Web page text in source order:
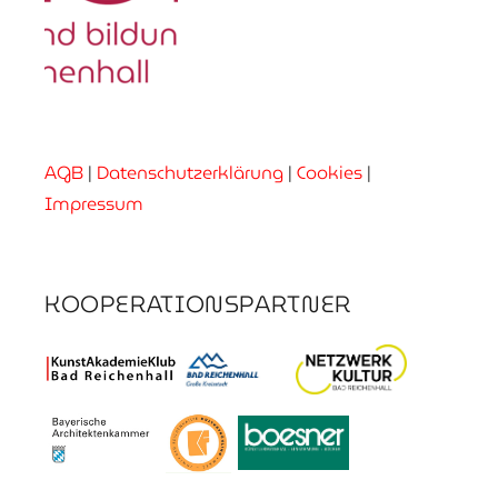
AGB | Datenschutzerklärung | Cookies |
Impressum
KOOPERATIONSPARTNER